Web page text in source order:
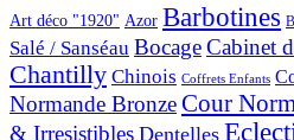
Art déco "1920" Azor Barbotines
Salé / Sanséau BocageCabinet
Chantilly Chinois Coffrets Enfants
Normande BronzeCour
& Irresistibles Dentelles